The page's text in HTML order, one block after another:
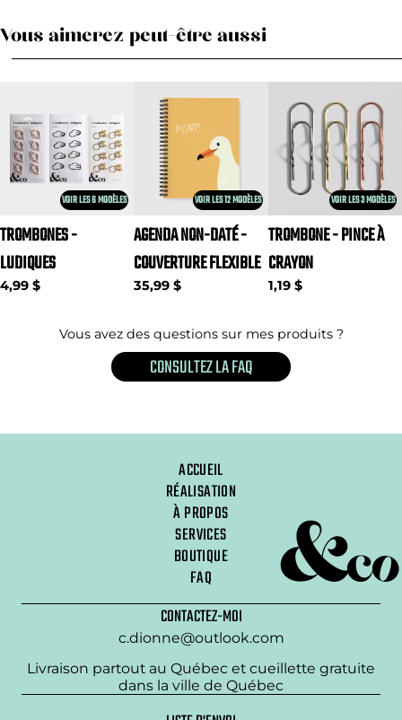
Vous aimerez peut-être aussi
VOIR LES 6 MODÈLES
TROMBONES -
LUDIQUES
4,99 $
VOIR LES 12 MODÈLES
AGENDA NON-DATÉ -
COUVERTURE FLEXIBLE
35,99 $
VOIR LES 3 MODÈLES
TROMBONE - PINCE À
CRAYON
1,19 $
Vous avez des questions sur mes produits ?
CONSULTEZ LA FAQ
ACCUEIL
RÉALISATION
À PROPOS
SERVICES
BOUTIQUE
FAQ
CONTACTEZ-MOI
c.dionne@outlook.com
Livraison partout au Québec et cueillette gratuite
dans la ville de Québec